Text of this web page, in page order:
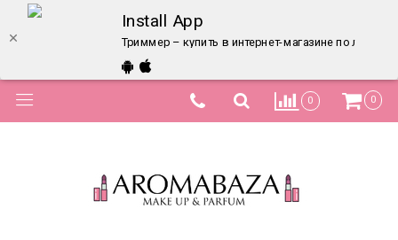
Install App
Триммер – купить в интернет-магазине по лучшей
0 0